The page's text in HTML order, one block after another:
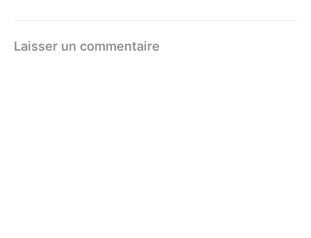
Laisser un commentaire